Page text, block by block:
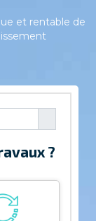
et rentable de